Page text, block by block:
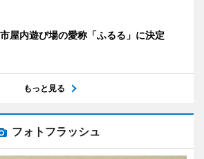
屋内遊び場の愛称「ふるる」に決定
もっと見る
フォトフラッシュ